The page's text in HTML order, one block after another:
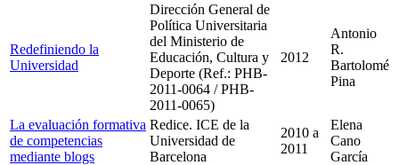
Redefiniendo la
Universidad
Dirección General de
Política Universitaria
del Ministerio de
Educación, Cultura y
Deporte (Ref.: PHB-
2011-0064 / PHB-
2011-0065)
2012
Antonio
R.
Bartolomé
Pina
La evaluación formativa
de competencias
mediante blogs
Redice. ICE de la
Universidad de
Barcelona
2010 a
2011
Elena
Cano
García